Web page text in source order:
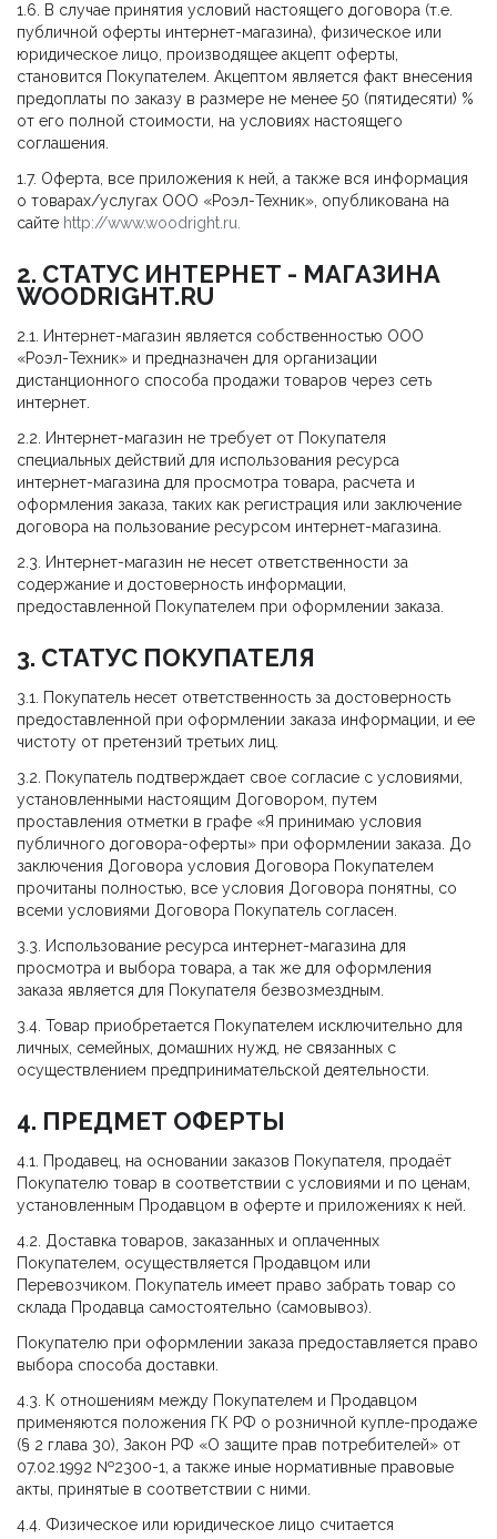
1.6. В случае принятия условий настоящего договора (т.е.
публичной оферты интернет-магазина), физическое или
юридическое лицо, производящее акцепт оферты,
становится Покупателем. Акцептом является факт внесения
предоплаты по заказу в размере не менее 50 (пятидесяти) %
от его полной стоимости, на условиях настоящего
соглашения.
1.7. Оферта, все приложения к ней, а также вся информация
о товарах/услугах ООО «Роэл-Техник», опубликована на
сайте http://www.woodright.ru
2. СТАТУС ИНТЕРНЕТ - МАГАЗИНА
WOODRIGHT.RU
2.1. Интернет-магазин является собственностью ООО
«Роэл-Техник» и предназначен для организации
дистанционного способа продажи товаров через сеть
интернет.
2.2. Интернет-магазин не требует от Покупателя
специальных действий для использования ресурса
интернет-магазина для просмотра товара, расчета и
оформления заказа, таких как регистрация или заключение
договора на пользование ресурсом интернет-магазина.
2.3. Интернет-магазин не несет ответственности за
содержание и достоверность информации,
предоставленной Покупателем при оформлении заказа.
3. СТАТУС ПОКУПАТЕЛЯ
3.1. Покупатель несет ответственность за достоверность
предоставленной при оформлении заказа информации, и ее
чистоту от претензий третьих лиц.
3.2. Покупатель подтверждает свое согласие с условиями,
установленными настоящим Договором, путем
проставления отметки в графе «Я принимаю условия
публичного договора-оферты» при оформлении заказа. До
заключения Договора условия Договора Покупателем
прочитаны полностью, все условия Договора понятны, со
всеми условиями Договора Покупатель согласен.
3.3. Использование ресурса интернет-магазина для
просмотра и выбора товара, а так же для оформления
заказа является для Покупателя безвозмездным.
3.4. Товар приобретается Покупателем исключительно для
личных, семейных, домашних нужд, не связанных с
осуществлением предпринимательской деятельности.
4. ПРЕДМЕТ ОФЕРТЫ
4.1. Продавец, на основании заказов Покупателя, продаёт
Покупателю товар в соответствии с условиями и по ценам,
установленным Продавцом в оферте и приложениях к ней.
4.2. Доставка товаров, заказанных и оплаченных
Покупателем, осуществляется Продавцом или
Перевозчиком. Покупатель имеет право забрать товар со
склада Продавца самостоятельно (самовывоз).
Покупателю при оформлении заказа предоставляется право
выбора способа доставки.
4.3. К отношениям между Покупателем и Продавцом
применяются положения ГК РФ о розничной купле-продаже
(§ 2 глава 30), Закон РФ «О защите прав потребителей» от
07.02.1992 №2300-1, а также иные нормативные правовые
акты, принятые в соответствии с ними.
4.4. Физическое или юридическое лицо считается